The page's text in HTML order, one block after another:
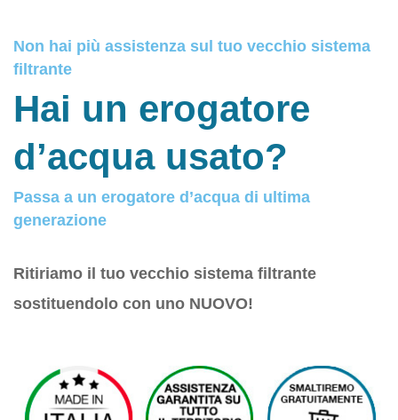
Non hai più assistenza sul tuo vecchio sistema
filtrante
Hai un erogatore
d’acqua usato?
Passa a un erogatore d’acqua di ultima
generazione
Ritiriamo il tuo vecchio sistema filtrante
sostituendolo con uno NUOVO!